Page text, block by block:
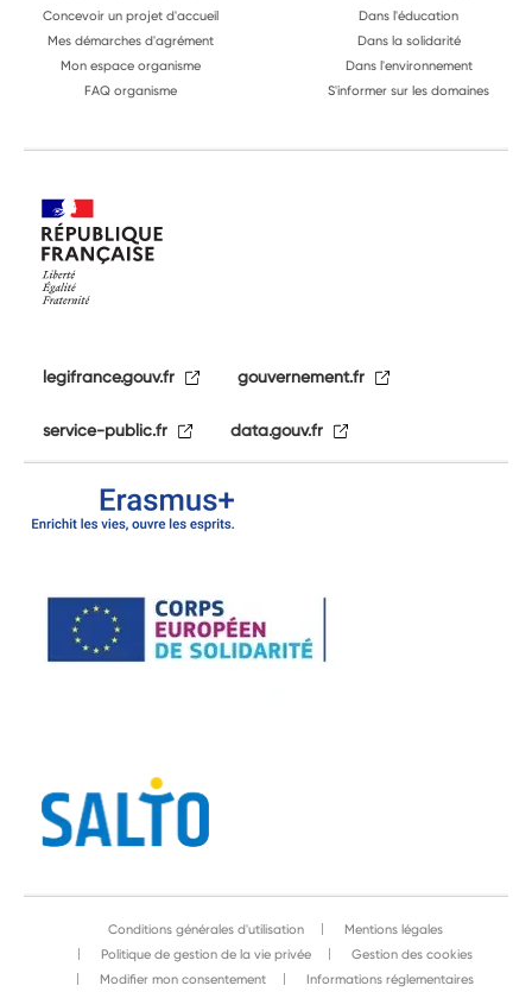
Concevoir un projet d'accueil
Mes démarches d'agrément
Mon espace organisme
FAQ organisme
Dans l'éducation
Dans la solidarité
Dans l'environnement
S'informer sur les domaines
legifrance.gouv.fr gouvernement.fr
service-public.fr data.gouv.fr
Conditions générales d'utilisation
Mentions légales
Politique de gestion de la vie privée
Gestion des cookies
Modifier mon consentement
Informations réglementaires